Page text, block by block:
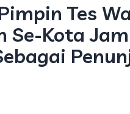
Tes
Se-Kota